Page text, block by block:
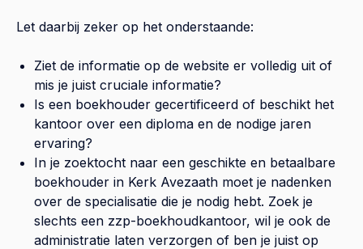
Let daarbij zeker op het onderstaande:
Ziet de informatie op de website er volledig uit of
mis je juist cruciale informatie?
Is een boekhouder gecertificeerd of beschikt het
kantoor over een diploma en de nodige jaren
ervaring?
In je zoektocht naar een geschikte en betaalbare
boekhouder in Kerk Avezaath moet je nadenken
over de specialisatie die je nodig hebt. Zoek je
slechts een zzp-boekhoudkantoor, wil je ook de
administratie laten verzorgen of ben je juist op